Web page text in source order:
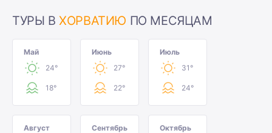
ТУРЫ ВХОРВАТИЮ ПО МЕСЯЦАМ
Май
24°
18°
Июнь
27°
22°
Июль
31°
24°
Август
Сентябрь
Октябрь